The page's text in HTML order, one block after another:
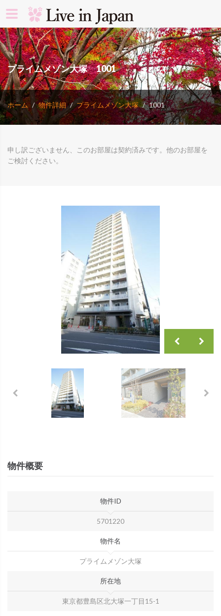
プライムメゾン大塚 1001
ホーム 物件詳細 プライムメゾン大塚 1001
申し訳ございません、このお部屋は契約済みです。他のお部屋を
ご検討ください。
物件概要
物件ID
5701220
物件名
プライムメゾン大塚
所在地
東京都豊島区北大塚一丁目15-1